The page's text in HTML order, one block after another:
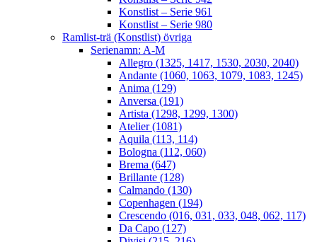
Konstlist – Serie 961
Konstlist – Serie 980
Ramlist-trä (Konstlist) övriga
Serienamn: A-M
Allegro (1325, 1417, 1530, 2030, 2040)
Andante (1060, 1063, 1079, 1083, 1245)
Anima (129)
Anversa (191)
Artista (1298, 1299, 1300)
Atelier (1081)
Aquila (113, 114)
Bologna (112, 060)
Brema (647)
Brillante (128)
Calmando (130)
Copenhagen (194)
Crescendo (016, 031, 033, 048, 062, 117)
Da Capo (127)